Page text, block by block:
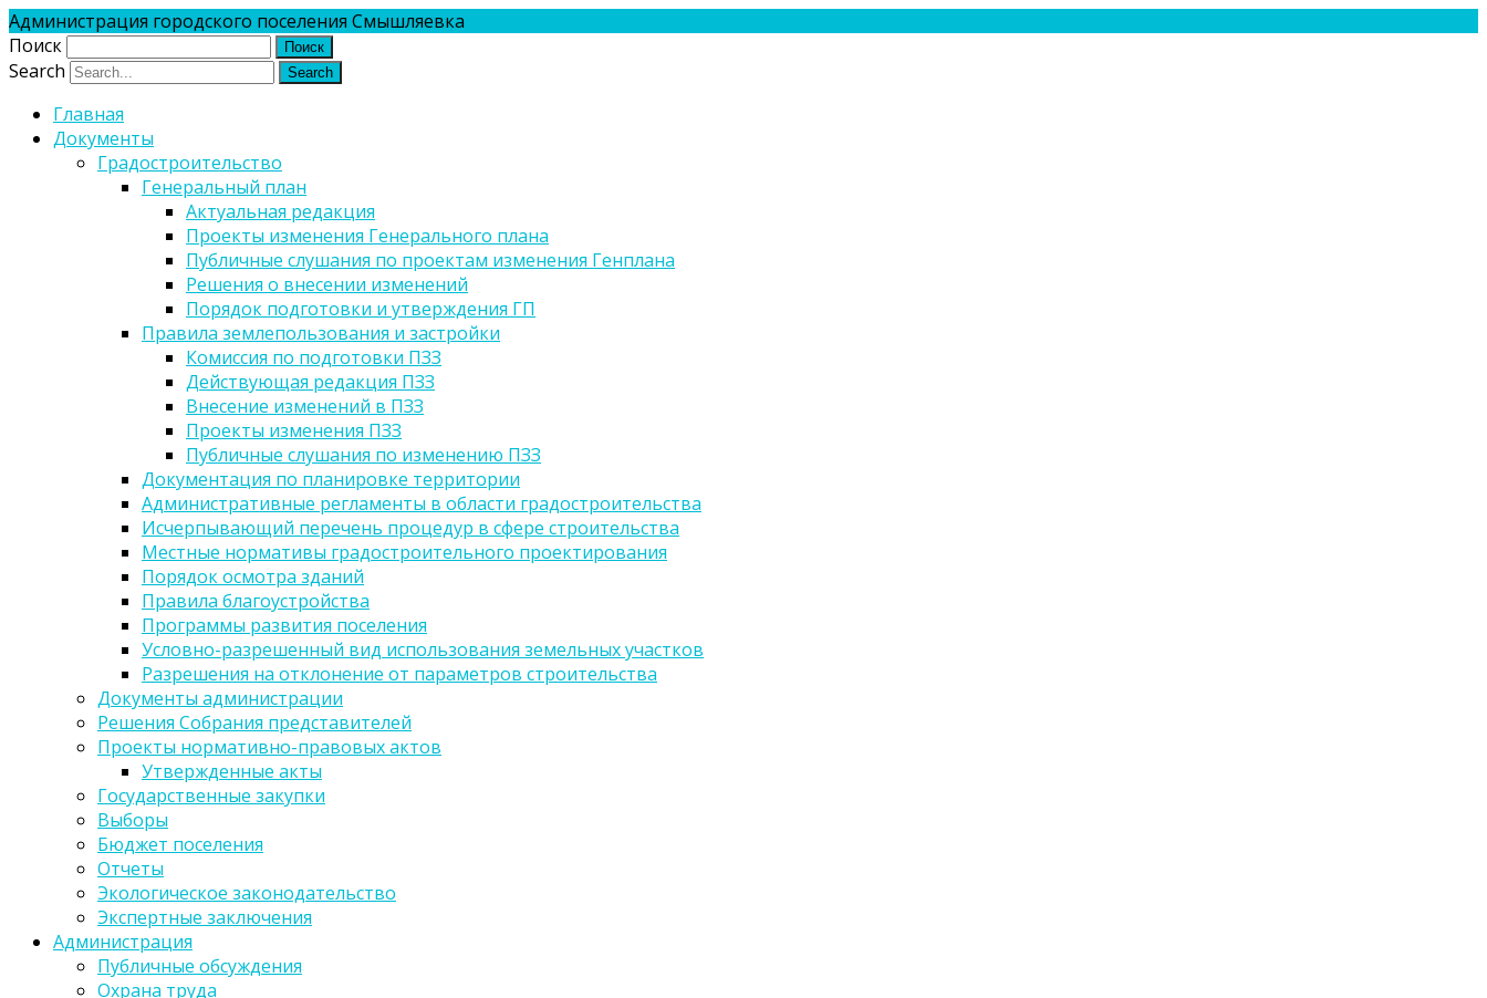
Администрация городского поселения Смышляевка
Поиск
Search
Главная
Документы
Градостроительство
Генеральный план
Актуальная редакция
Проекты изменения Генерального плана
Публичные слушания по проектам изменения Генплана
Решения о внесении изменений
Порядок подготовки и утверждения ГП
Правила землепользования и застройки
Комиссия по подготовки ПЗЗ
Действующая редакция ПЗЗ
Внесение изменений в ПЗЗ
Проекты изменения ПЗЗ
Публичные слушания по изменению ПЗЗ
Документация по планировке территории
Административные регламенты в области градостроительства
Исчерпывающий перечень процедур в сфере строительства
Местные нормативы градостроительного проектирования
Порядок осмотра зданий
Правила благоустройства
Программы развития поселения
Условно-разрешенный вид использования земельных участков
Разрешения на отклонение от параметров строительства
Документы администрации
Решения Собрания представителей
Проекты нормативно-правовых актов
Утвержденные акты
Государственные закупки
Выборы
Бюджет поселения
Отчеты
Экологическое законодательство
Экспертные заключения
Администрация
Публичные обсуждения
Охрана труда